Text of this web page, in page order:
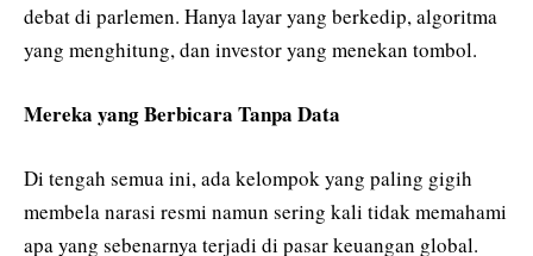
debat di parlemen. Hanya layar yang berkedip, algoritma
yang menghitung, dan investor yang menekan tombol.
Mereka yang Berbicara Tanpa Data
Di tengah semua ini, ada kelompok yang paling gigih
membela narasi resmi namun sering kali tidak memahami
apa yang sebenarnya terjadi di pasar keuangan global.